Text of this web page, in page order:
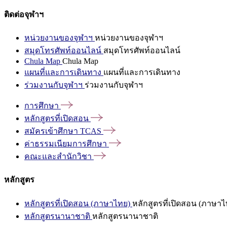
ติดต่อจุฬาฯ
หน่วยงานของจุฬาฯ หน่วยงานของจุฬาฯ
สมุดโทรศัพท์ออนไลน์ สมุดโทรศัพท์ออนไลน์
Chula Map Chula Map
แผนที่และการเดินทาง แผนที่และการเดินทาง
ร่วมงานกับจุฬาฯ ร่วมงานกับจุฬาฯ
การศึกษา
หลักสูตรที่เปิดสอน
สมัครเข้าศึกษา TCAS
ค่าธรรมเนียมการศึกษา
คณะและสำนักวิชา
หลักสูตร
หลักสูตรที่เปิดสอน (ภาษาไทย) หลักสูตรที่เปิดสอน (ภาษาไ
หลักสูตรนานาชาติ หลักสูตรนานาชาติ